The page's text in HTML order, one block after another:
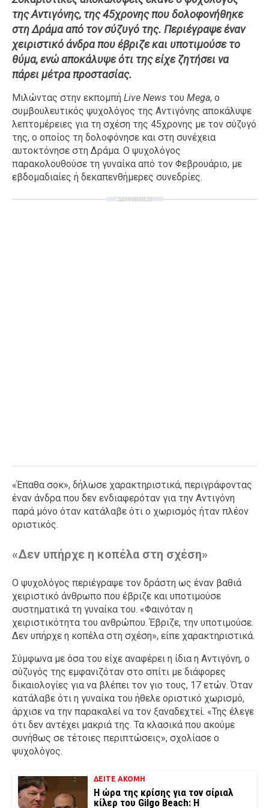
Ταξίδια
Style
Σπίτι
Family
Σχέσεις
AGENDA
Agenda
Επιλογές
Εισιτήρια
της Αντιγόνης, της 45χρονης που δολοφονήθηκε
στη Δράμα από τον σύζυγό της. Περιέγραψε έναν
χειριστικό άνδρα που έβριζε και υποτιμούσε το
θύμα, ενώ αποκάλυψε ότι της είχε ζητήσει να
πάρει μέτρα προστασίας.
Μιλώντας στην εκπομπή Live News του Mega, ο
συμβουλευτικός ψυχολόγος της Αντιγόνης αποκάλυψε
λεπτομέρειες για τη σχέση της 45χρονης με τον σύζυγό
της, ο οποίος τη δολοφόνησε και στη συνέχεια
αυτοκτόνησε στη Δράμα. Ο ψυχολόγος
παρακολουθούσε τη γυναίκα από τον Φεβρουάριο, με
εβδομαδιαίες ή δεκαπενθήμερες συνεδρίες.
ΔΙΑΦΗΜΙΣΗ
«Έπαθα σοκ», δήλωσε χαρακτηριστικά, περιγράφοντας
έναν άνδρα που δεν ενδιαφερόταν για την Αντιγόνη
παρά μόνο όταν κατάλαβε ότι ο χωρισμός ήταν πλέον
οριστικός.
«Δεν υπήρχε η κοπέλα στη σχέση»
Ο ψυχολόγος περιέγραψε τον δράστη ως έναν βαθιά
χειριστικό άνθρωπο που έβριζε και υποτιμούσε
συστηματικά τη γυναίκα του. «Φαινόταν η
χειριστικότητα του ανθρώπου. Έβριζε, την υποτιμούσε.
Δεν υπήρχε η κοπέλα στη σχέση», είπε χαρακτηριστικά.
Σύμφωνα με όσα του είχε αναφέρει η ίδια η Αντιγόνη, ο
σύζυγός της εμφανιζόταν στο σπίτι με διάφορες
δικαιολογίες για να βλέπει τον γιο τους, 17 ετών. Όταν
κατάλαβε ότι η γυναίκα του ήθελε οριστικό χωρισμό,
άρχισε να την παρακαλεί να τον ξαναδεχτεί. «Της έλεγε
ότι δεν αντέχει μακριά της. Τα κλασικά που ακούμε
συνήθως σε τέτοιες περιπτώσεις», σχολίασε ο
ψυχολόγος.
ΔΕΙΤΕ ΑΚΟΜΗ
Η ώρα της κρίσης για τον σίριαλ
κίλερ του Gilgo Beach: Η